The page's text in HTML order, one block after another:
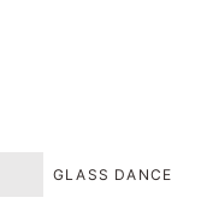
GLASS DANCE